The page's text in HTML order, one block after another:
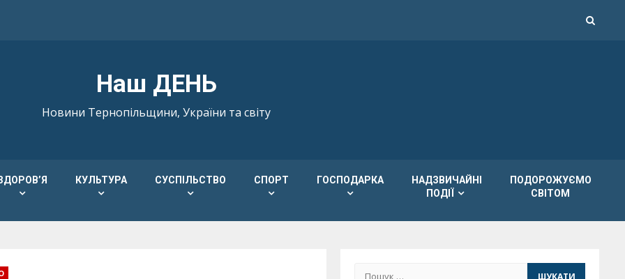
Наш ДЕНЬ
Новини Тернопільщини, України та світу
КУЛЬТУРА СУСПІЛЬСТВО СПОРТ ГОСПОДАРКА
НАДЗВИЧАЙНІ
ПОДІЇ
ПОДОРОЖУЄМО
СВІТОМ
Пошук: